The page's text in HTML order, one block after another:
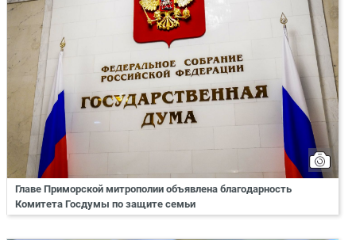
Главе Приморской митрополии объявлена благодарность
Комитета Госдумы по защите семьи